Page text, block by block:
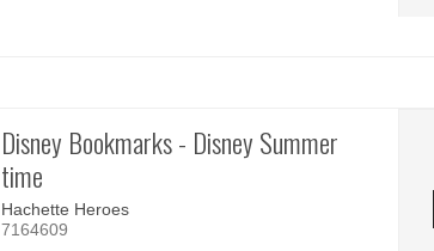
Disney Bookmarks - Disney Summer
time
Hachette Heroes
7164609